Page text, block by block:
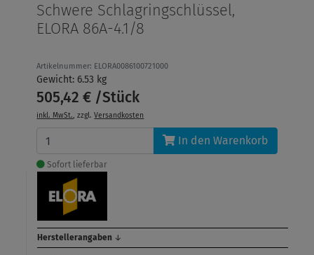
Schwere Schlagringschlüssel,
ELORA 86A-4.1/8
Artikelnummer: ELORA0086100721000
Gewicht: 6.53 kg
505,42 € /Stück
inkl. MwSt., zzgl.Versandkosten
In den Warenkorb
Sofort lieferbar
Herstellerangaben ↓